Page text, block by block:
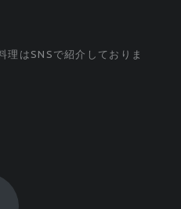
理はSNSで紹介しておりま